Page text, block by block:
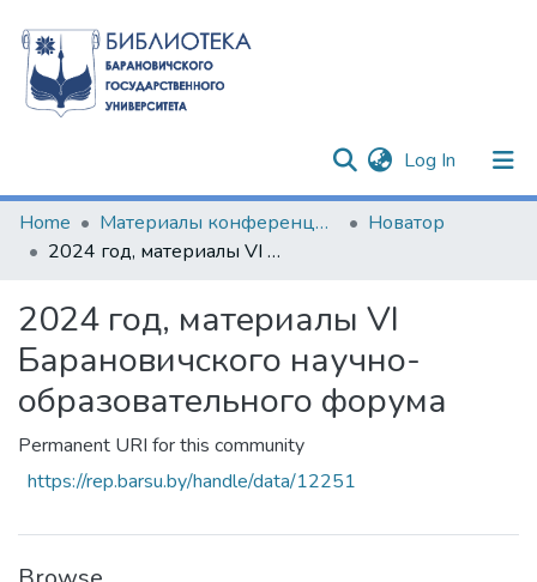
Log In (current)
Communities & Collections
All of DSpace
Statistics
Home Материалы конференций и семинаров
Новатор
2024 год, материалы VI Барановичского научно-образовательного форума
2024 год, материалы VI
Барановичского научно-
образовательного форума
Permanent URI for this community
https://rep.barsu.by/handle/data/12251